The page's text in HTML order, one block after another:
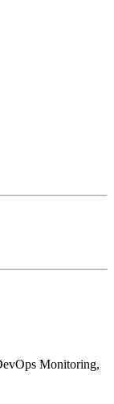
Monitoring,